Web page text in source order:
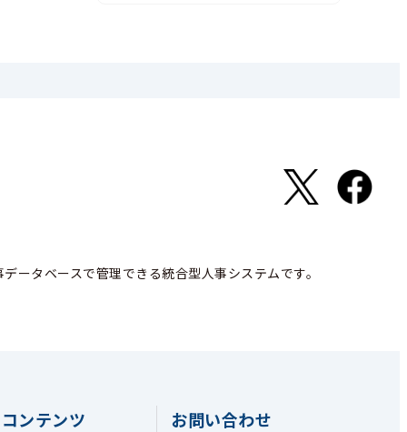
ータベースで管理できる統合型人事システムです。
ンテンツ お問い合わせ